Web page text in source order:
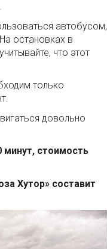
автобусом,
остановках в
что этот
только
довольно
минут, стоимость
Хутор» составит